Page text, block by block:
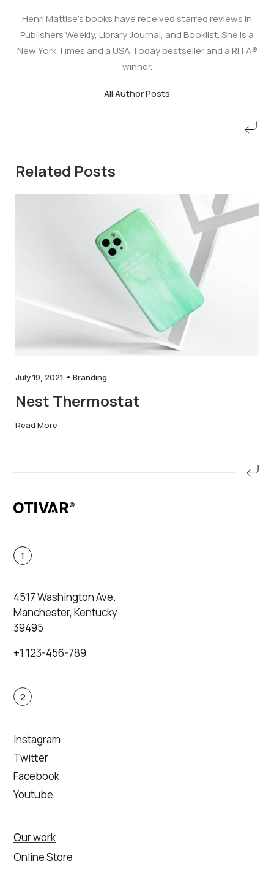
Henri Mattise’s books have received starred reviews in
Publishers Weekly, Library Journal, and Booklist. She is a
New York Times and a USA Today bestseller and a RITA®
winner.
All Author Posts
Related Posts
July 19, 2021 Branding
Nest Thermostat
Read More
1
4517 Washington Ave.
Manchester, Kentucky
39495
+1 123-456-789
2
Instagram
Twitter
Facebook
Youtube
Our work
Online Store